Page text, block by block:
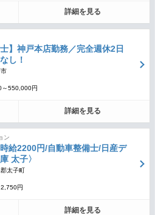
詳細を見る
士】神戸本店勤務／完全週休2日
し！
～550,000円
詳細を見る
ン
時給2200円/自動車整備士/日産デ
太子〉
太子町
円
詳細を見る